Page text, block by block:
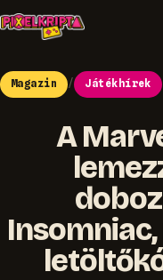
Magazin / Játékhírek
A
Insomniac,